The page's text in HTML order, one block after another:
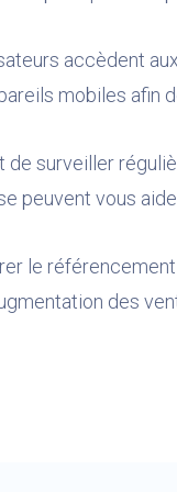
accèdent
mobiles afin
de surveiller
peuvent vous
le
des